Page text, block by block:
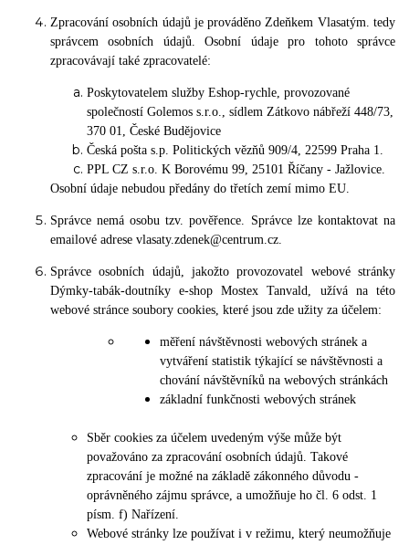
Zpracování osobních údajů je prováděno Zdeňkem Vlasatým. tedy
správcem osobních údajů. Osobní údaje pro tohoto správce
zpracovávají také zpracovatelé:
Poskytovatelem služby Eshop-rychle, provozované
společností Golemos s.r.o., sídlem Zátkovo nábřeží 448/73,
370 01, České Budějovice
Česká pošta s.p. Politických vězňů 909/4, 22599 Praha 1.
PPL CZ s.r.o. K Borovému 99, 25101 Říčany - Jažlovice.
Osobní údaje nebudou předány do třetích zemí mimo EU.
Správce nemá osobu tzv. pověřence. Správce lze kontaktovat na
emailové adrese vlasaty.zdenek@centrum.cz.
Správce osobních údajů, jakožto provozovatel webové stránky
Dýmky-tabák-doutníky e-shop Mostex Tanvald, užívá na této
webové stránce soubory cookies, které jsou zde užity za účelem:
měření návštěvnosti webových stránek a
vytváření statistik týkající se návštěvnosti a
chování návštěvníků na webových stránkách
základní funkčnosti webových stránek
Sběr cookies za účelem uvedeným výše může být
považováno za zpracování osobních údajů. Takové
zpracování je možné na základě zákonného důvodu -
oprávněného zájmu správce, a umožňuje ho čl. 6 odst. 1
písm. f) Nařízení.
Webové stránky lze používat i v režimu, který neumožňuje